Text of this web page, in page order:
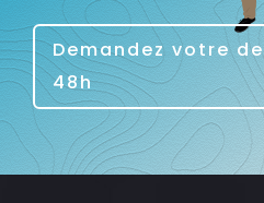
Demandez votre
48h